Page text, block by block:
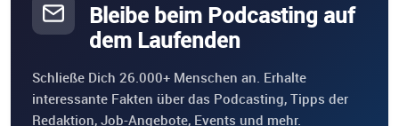
Bleibe beim Podcasting auf
dem Laufenden
Schließe Dich 26.000+ Menschen an. Erhalte
interessante Fakten über das Podcasting, Tipps der
Redaktion, Job-Angebote, Events und mehr.